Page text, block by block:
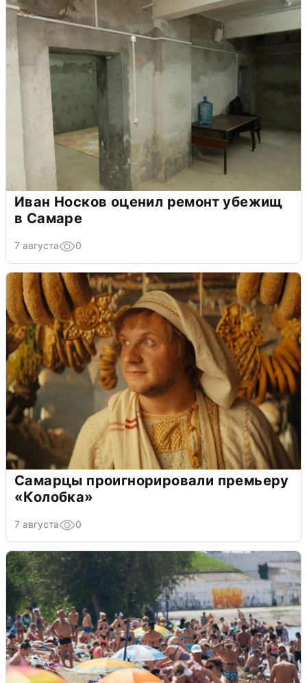
Иван Носков оценил ремонт убежищ
в Самаре
7 августа 0
Самарцы проигнорировали премьеру
«Колобка»
7 августа 0